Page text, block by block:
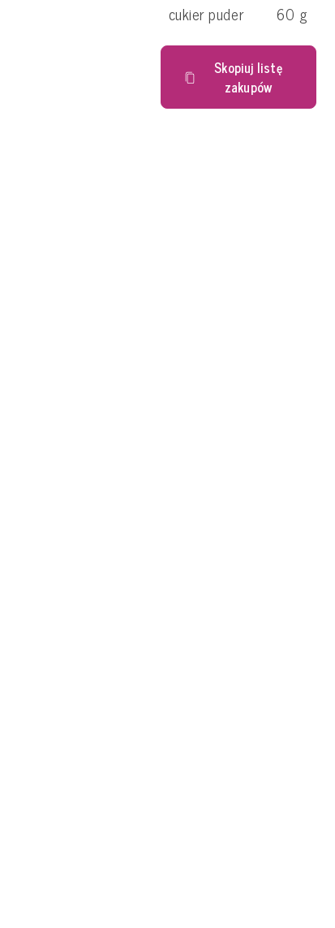
cukier puder
60 g
Skopiuj listę
zakupów